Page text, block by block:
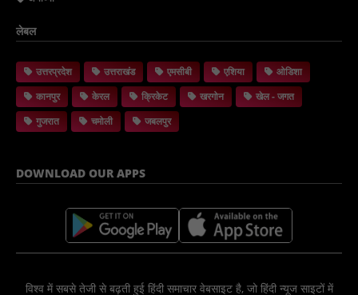
लेबल
उत्तरप्रदेश उत्तराखंड एमसीबी एशिया
ओडिशा
कानपुर
केरल क्रिकेट खरगोन
खेल - जगत
गुजरात
चमोली जबलपुर
DOWNLOAD OUR APPS
विश्व में सबसे तेजी से बढ़ती हुई हिंदी समाचार वेबसाइट है, जो हिंदी न्यूज साइटों में